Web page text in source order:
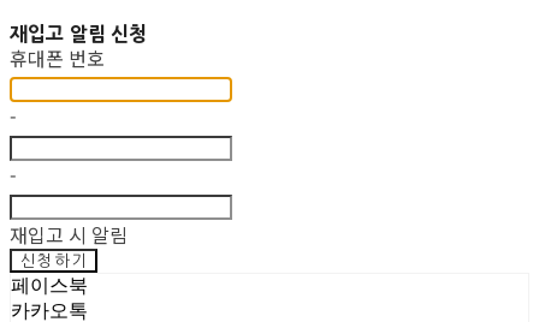
재입고 알림 신청
휴대폰 번호
-
-
재입고 시 알림
신청하기
페이스북
카카오톡